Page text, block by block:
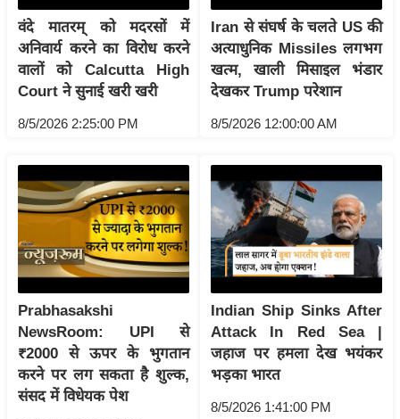
न
घ
रे
लू
स्खे
र्य
ट
स्थ
ल
फि
ट
ने
स
मं
वंदे मातरम् को मदरसों में
अनिवार्य करने का विरोध करने
वालों को Calcutta High
Court ने सुनाई खरी खरी
8/5/2026 2:25:00 PM
Iran से संघर्ष के चलते US की
अत्याधुनिक Missiles लगभग
खत्म, खाली मिसाइल भंडार
देखकर Trump परेशान
8/5/2026 12:00:00 AM
Prabhasakshi
NewsRoom: UPI से
₹2000 से ऊपर के भुगतान
करने पर लग सकता है शुल्क,
संसद में विधेयक पेश
Indian Ship Sinks After
Attack In Red Sea |
जहाज पर हमला देख भयंकर
भड़का भारत
8/5/2026 1:41:00 PM